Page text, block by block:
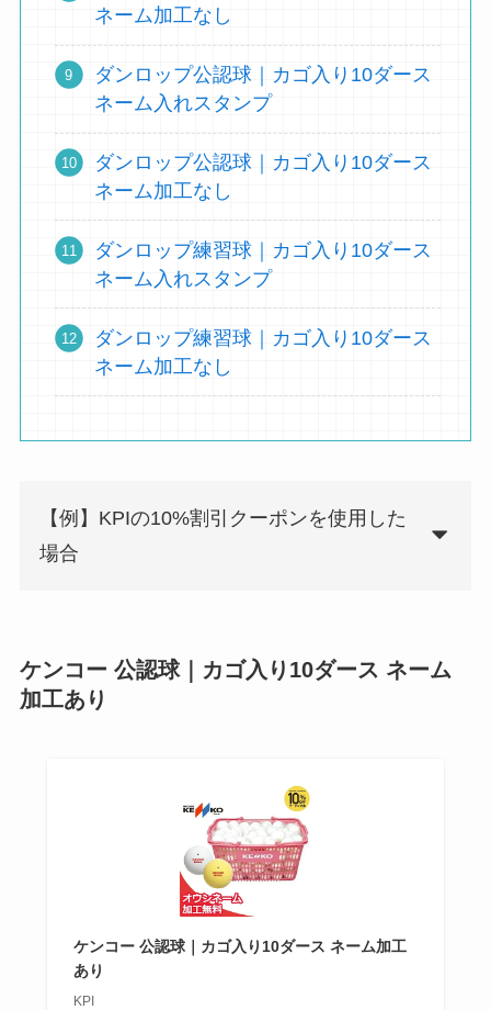
ネーム加工なし
ダンロップ公認球｜カゴ入り10ダース
ネーム入れスタンプ
ダンロップ公認球｜カゴ入り10ダース
ネーム加工なし
ダンロップ練習球｜カゴ入り10ダース
ネーム入れスタンプ
ダンロップ練習球｜カゴ入り10ダース
ネーム加工なし
【例】KPIの10%割引クーポンを使用した
場合
ケンコー 公認球｜カゴ入り10ダース ネーム
加工あり
ケンコー 公認球｜カゴ入り10ダース ネーム加工
あり
KPI